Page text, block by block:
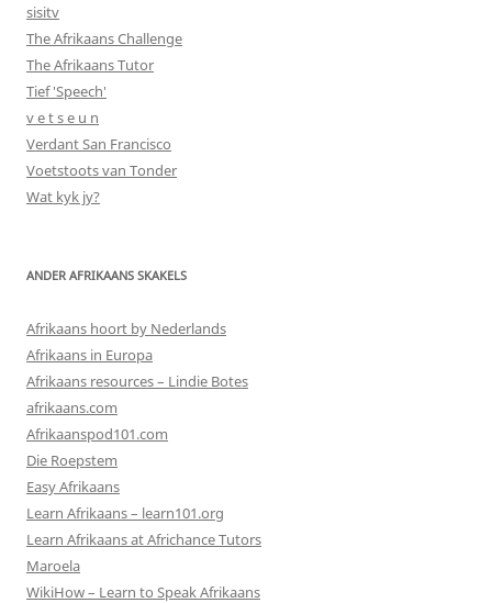
sisitv
The Afrikaans Challenge
The Afrikaans Tutor
Tief 'Speech'
v e t s e u n
Verdant San Francisco
Voetstoots van Tonder
Wat kyk jy?
ANDER AFRIKAANS SKAKELS
Afrikaans hoort by Nederlands
Afrikaans in Europa
Afrikaans resources – Lindie Botes
afrikaans.com
Afrikaanspod101.com
Die Roepstem
Easy Afrikaans
Learn Afrikaans – learn101.org
Learn Afrikaans at Africhance Tutors
Maroela
WikiHow – Learn to Speak Afrikaans